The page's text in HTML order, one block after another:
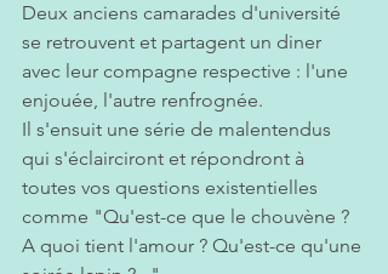
Deux anciens camarades d'université
se retrouvent et partagent un diner
avec leur compagne respective : l'une
enjouée, l'autre renfrognée.
Il s'ensuit une série de malentendus
qui s'éclairciront et répondront à
toutes vos questions existentielles
comme "Qu'est-ce que le chouvène ?
A quoi tient l'amour ? Qu'est-ce qu'une